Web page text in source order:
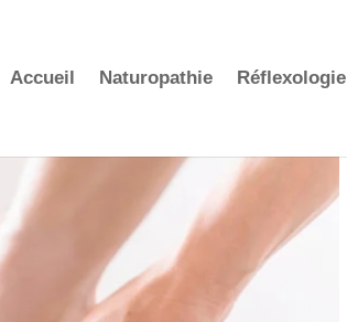
Accueil Naturopathie Réflexologie